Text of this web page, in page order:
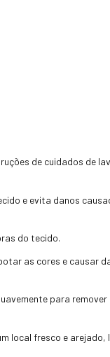
de cuidados de
e evita danos
do tecido.
as cores e causar
para remover
local fresco e arejado,